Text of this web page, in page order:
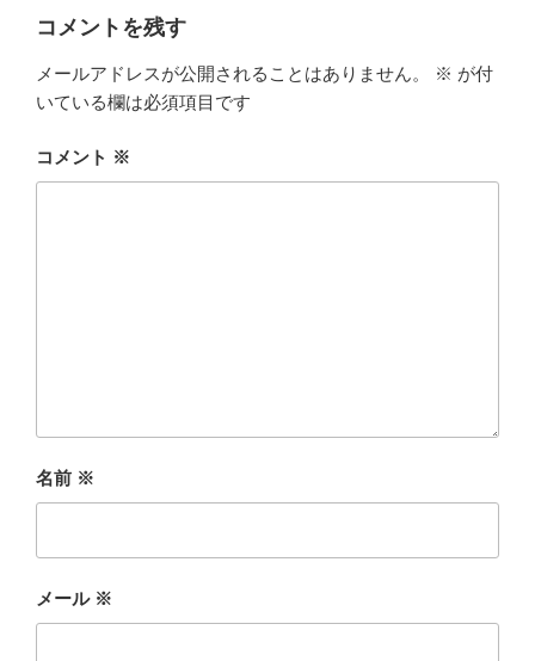
コメントを残す
メールアドレスが公開されることはありません。 ※ が付
いている欄は必須項目です
コメント ※
名前 ※
メール ※